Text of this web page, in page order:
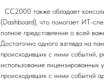
CC2000 также обладает
(Dashboard), что помогает ИТ-
полное представление о всей
Достаточно одного взгляда на
происходивших с ними событий,
использование лицензированных
происходивших с ними событий